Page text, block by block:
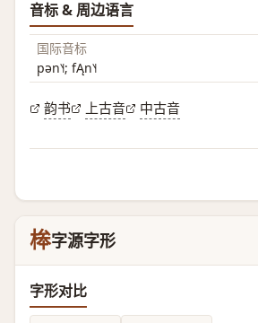
音标 & 周边语言
国际音标
pən˥˧; fĄn˥˧
韵书 上古音 中古音
桳字源字形
字形对比